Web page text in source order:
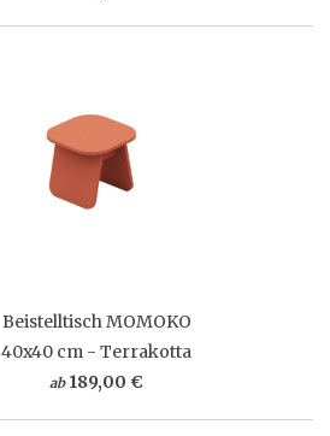
Beistelltisch MOMOKO
40x40 cm - Terrakotta
ab 189,00 €